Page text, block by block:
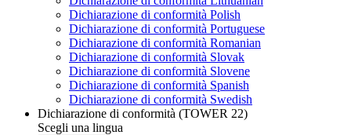
Dichiarazione di conformità Polish
Dichiarazione di conformità Portuguese
Dichiarazione di conformità Romanian
Dichiarazione di conformità Slovak
Dichiarazione di conformità Slovene
Dichiarazione di conformità Spanish
Dichiarazione di conformità Swedish
Dichiarazione di conformità (TOWER 22)
Scegli una lingua